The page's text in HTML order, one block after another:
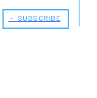
﹢ SUBSCRIBE